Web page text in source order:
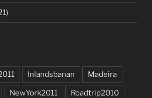
Inlandsbanan Madeira
NewYork2011 Roadtrip2010